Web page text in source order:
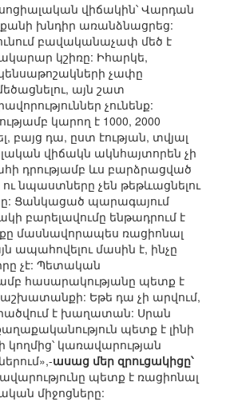
վիճակին՝ Վարդան
խնդիր առանձնացրեց:
բավականաչափ մեծ է
կշիռը: Իհարկե,
չափը
այն շատ
չունենք:
կարող է 1000, 2000
բայց դա, ըստ էության, տվյալ
վիճակն ակնհայտորեն չի
դրությամբ ևս բարձրացված
նպաստները չեն թեթևացնելու
Ցանկացած պարագայում
բարելավումը ենթադրում է
մասնավորապես ռացիոնալ
ապահովելու մասին է, ինչը
չէ: Պետական
հասարակությանը պետք է
Եթե դա չի արվում,
է խաղատան: Սրան
պետք է լինի
կողմից՝ կառավարության
ասաց մեր զրուցակիցը՝
պետք է ռացիոնալ
միջոցները: